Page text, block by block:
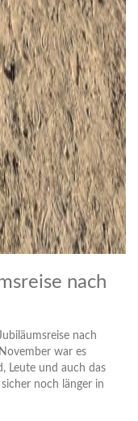
nach
nach
war es
Leute und auch das
noch länger in